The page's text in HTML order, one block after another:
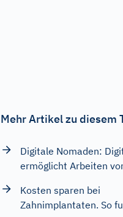
Mehr Artikel zu diesem
Digitale Nomaden:
ermöglicht Arbeiten
Kosten sparen bei
Zahnimplantaten. So